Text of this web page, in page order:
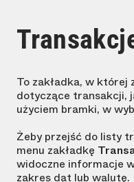
To zakładka, w której
dotyczące transakcji,
użyciem bramki, w
Żeby przejść do listy
menu zakładkę
widoczne informacje
zakres dat lub